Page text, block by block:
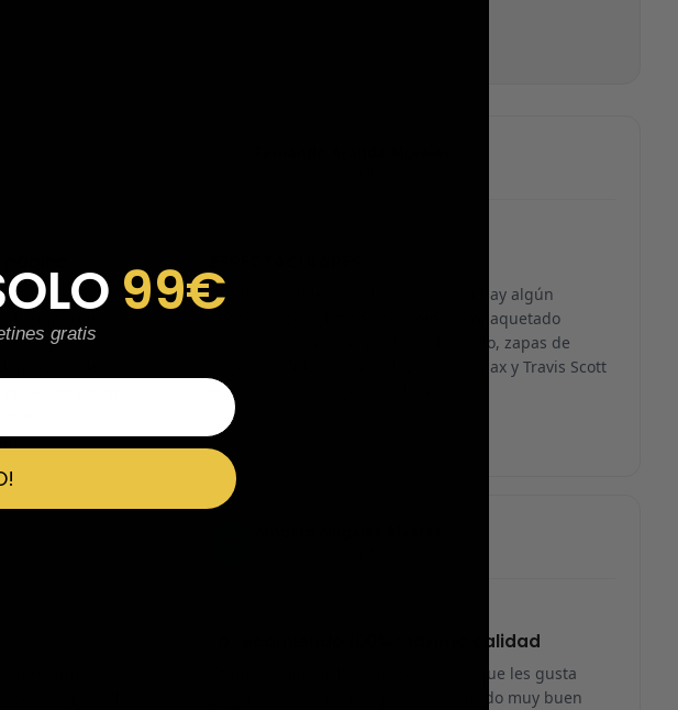
por si era una
2 pares y no
Total control del pedido, te avisan si hay algún
problema con el modelo elegido, empaquetado
perfecto con caja original y embolsado, zapas de
altísima calidad y acabados top. Air Max y Travis Scott
espectaculares. Recomendable 100%.
Lo recomiendo 100% máxima calidad
Es una página fiable… no soy de las que les gusta
pagar antes de recibir, pero he recibido muy buen
99€
gratis